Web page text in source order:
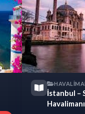
İstanbul –